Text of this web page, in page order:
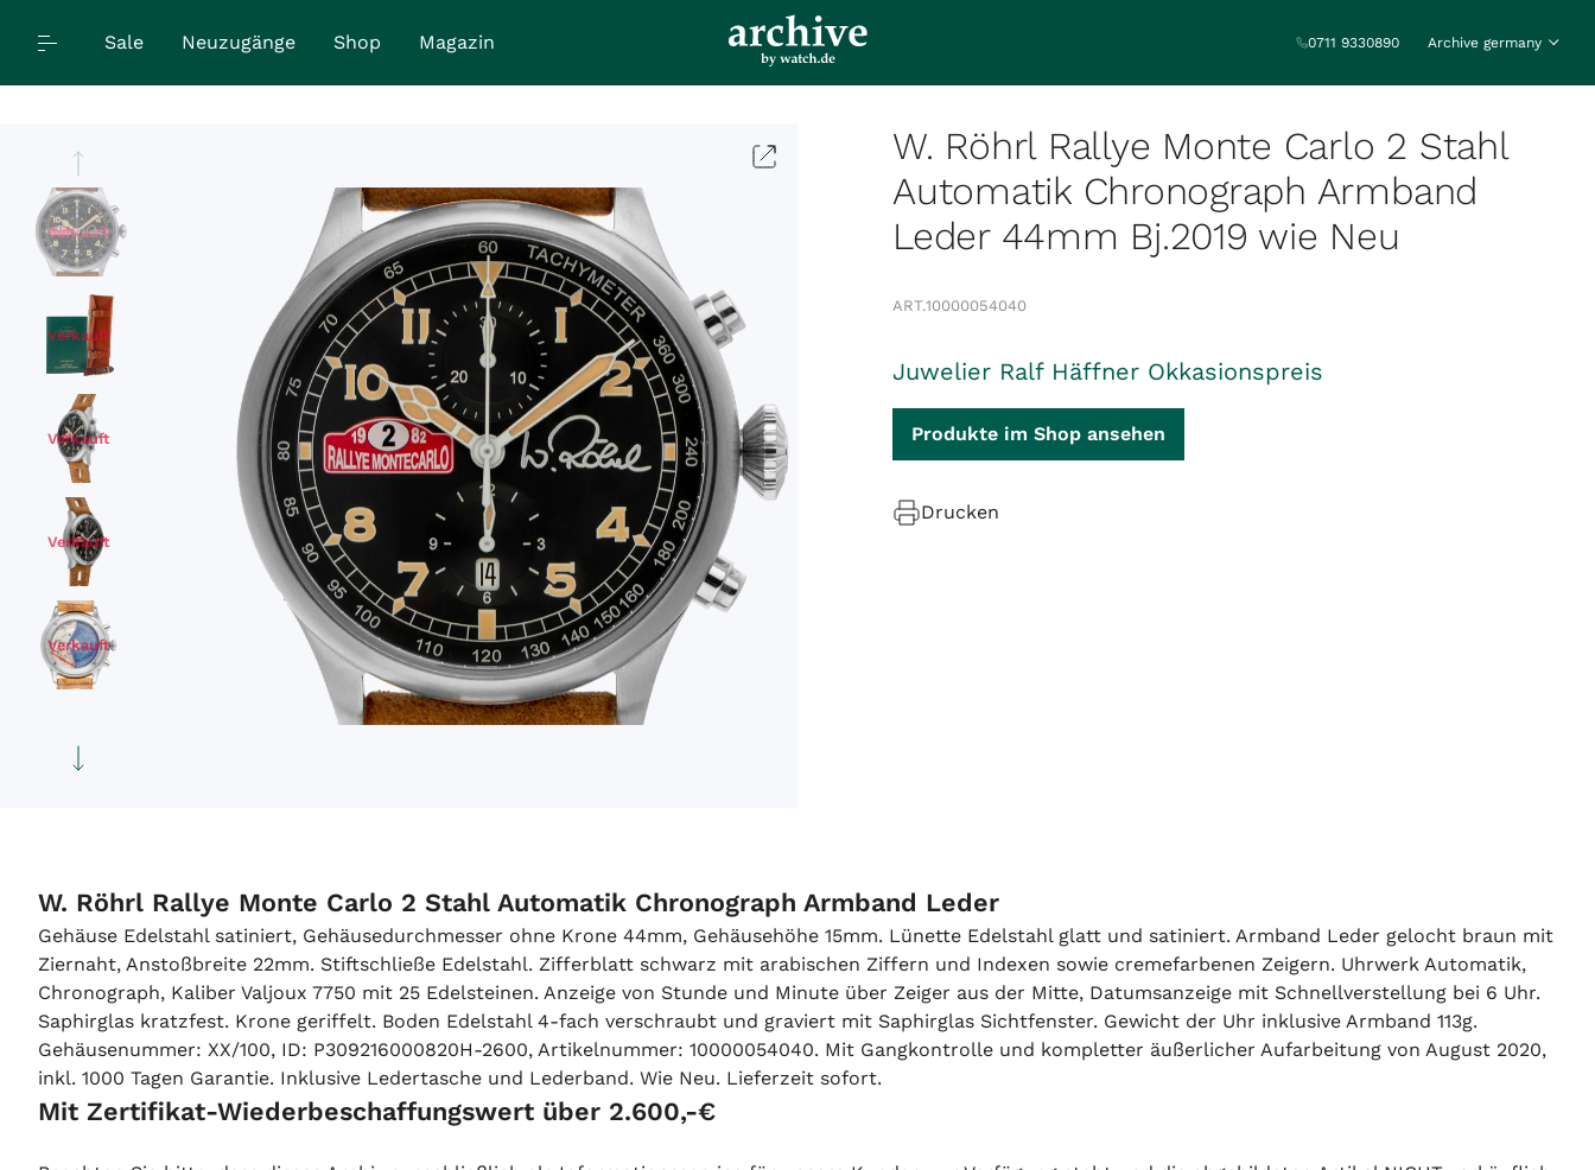
Sale Neuzugänge Shop Magazin 0711 9330890 Archive germany
W. Röhrl Rallye Monte Carlo 2 Stahl
Automatik Chronograph Armband
Leder 44mm Bj.2019 wie Neu
Verkauft
Verkauft
Verkauft
Verkauft
Verkauft
Verkauft
ART.10000054040
Juwelier Ralf Häffner Okkasionspreis
Produkte im Shop ansehen
Drucken
W. Röhrl Rallye Monte Carlo 2 Stahl Automatik Chronograph Armband Leder
Gehäuse Edelstahl satiniert, Gehäusedurchmesser ohne Krone 44mm, Gehäusehöhe 15mm. Lünette Edelstahl glatt und satiniert. Armband Leder gelocht braun mit
Ziernaht, Anstoßbreite 22mm. Stiftschließe Edelstahl. Zifferblatt schwarz mit arabischen Ziffern und Indexen sowie cremefarbenen Zeigern. Uhrwerk Automatik,
Chronograph, Kaliber Valjoux 7750 mit 25 Edelsteinen. Anzeige von Stunde und Minute über Zeiger aus der Mitte, Datumsanzeige mit Schnellverstellung bei 6 Uhr.
Saphirglas kratzfest. Krone geriffelt. Boden Edelstahl 4-fach verschraubt und graviert mit Saphirglas Sichtfenster. Gewicht der Uhr inklusive Armband 113g.
Gehäusenummer: XX/100, ID: P309216000820H-2600, Artikelnummer: 10000054040. Mit Gangkontrolle und kompletter äußerlicher Aufarbeitung von August 2020,
inkl. 1000 Tagen Garantie. Inklusive Ledertasche und Lederband. Wie Neu. Lieferzeit sofort.
Mit Zertifikat-Wiederbeschaffungswert über 2.600,-€